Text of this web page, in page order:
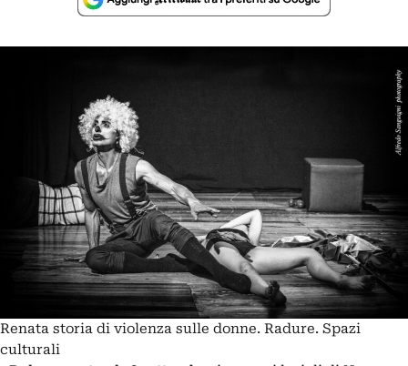
Renata storia di violenza sulle donne. Radure. Spazi
culturali